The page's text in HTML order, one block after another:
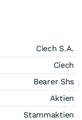
Ciech S.A.
Ciech
Bearer Shs
Aktien
Stammaktien